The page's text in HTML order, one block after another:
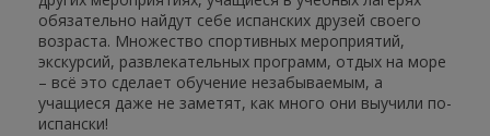
обязательно найдут себе испанских друзей своего
возраста. Множество спортивных мероприятий,
экскурсий, развлекательных программ, отдых на море
– всё это сделает обучение незабываемым, а
учащиеся даже не заметят, как много они выучили по-
испански!